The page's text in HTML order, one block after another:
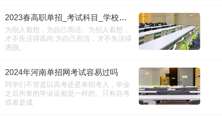
2023春高职单招_考试科目_学校目录
为别人着想，为自己而活。为别人着想，
才不失活得高尚;为自己而活，才不失活得
洒脱。
2024年河南单招网考试容易过吗
同学们不管是以高考还是单招考入，毕业
之后所拿的毕业证都是一样的。只有自考
或者是成